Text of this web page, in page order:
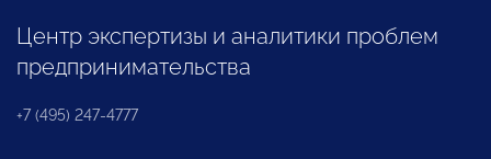
Центр экспертизы и аналитики проблем
предпринимательства
+7 (495) 247-4777